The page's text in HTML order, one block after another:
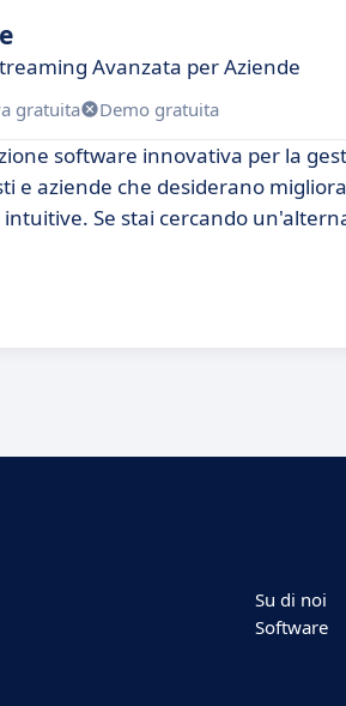
Avanzata per Aziende
gratuita Demo gratuita
software innovativa per la
e aziende che desiderano
Se stai cercando
Su di noi
Software